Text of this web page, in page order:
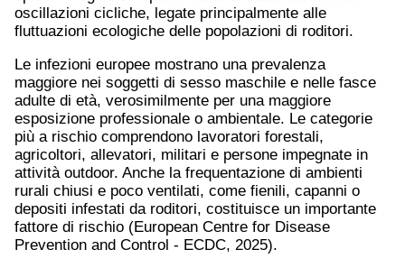
oscillazioni cicliche, legate principalmente alle
fluttuazioni ecologiche delle popolazioni di roditori.
Le infezioni europee mostrano una prevalenza
maggiore nei soggetti di sesso maschile e nelle fasce
adulte di età, verosimilmente per una maggiore
esposizione professionale o ambientale. Le categorie
più a rischio comprendono lavoratori forestali,
agricoltori, allevatori, militari e persone impegnate in
attività outdoor. Anche la frequentazione di ambienti
rurali chiusi e poco ventilati, come fienili, capanni o
depositi infestati da roditori, costituisce un importante
fattore di rischio (European Centre for Disease
Prevention and Control - ECDC, 2025).